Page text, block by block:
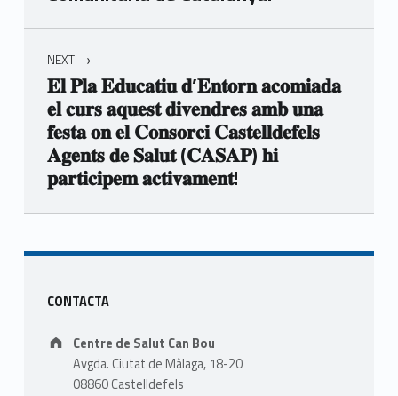
NEXT
𝐄𝐥 𝐏𝐥𝐚 𝐄𝐝𝐮𝐜𝐚𝐭𝐢𝐮 𝐝’𝐄𝐧𝐭𝐨𝐫𝐧 𝐚𝐜𝐨𝐦𝐢𝐚𝐝𝐚
𝐞𝐥 𝐜𝐮𝐫𝐬 𝐚𝐪𝐮𝐞𝐬𝐭 𝐝𝐢𝐯𝐞𝐧𝐝𝐫𝐞𝐬 𝐚𝐦𝐛 𝐮𝐧𝐚
𝐟𝐞𝐬𝐭𝐚 𝐨𝐧 𝐞𝐥 𝐂𝐨𝐧𝐬𝐨𝐫𝐜𝐢 𝐂𝐚𝐬𝐭𝐞𝐥𝐥𝐝𝐞𝐟𝐞𝐥𝐬
𝐀𝐠𝐞𝐧𝐭𝐬 𝐝𝐞 𝐒𝐚𝐥𝐮𝐭 (𝐂𝐀𝐒𝐀𝐏) 𝐡𝐢
𝐩𝐚𝐫𝐭𝐢𝐜𝐢𝐩𝐞𝐦 𝐚𝐜𝐭𝐢𝐯𝐚𝐦𝐞𝐧𝐭!
Skip back to main navigation
Sidebar
CONTACTA
Address:
Centre de Salut Can Bou
Avgda. Ciutat de Màlaga, 18-20
08860 Castelldefels